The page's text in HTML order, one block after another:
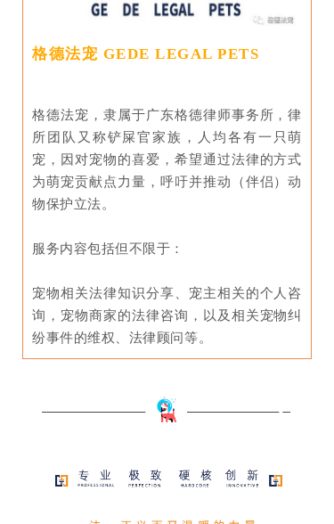
格德法宠 GEDE LEGAL PETS
格德法宠，隶属于广东格德律师事务所，律
所团队又称铲屎官家族，人均各有一只萌
宠，因对宠物的喜爱，希望通过法律的方式
为萌宠贡献点力量，呼吁并推动（伴侣）动
物保护立法。
服务内容包括但不限于：
宠物相关法律知识分享、宠主相关的个人咨
询，宠物商家的法律咨询，以及相关宠物纠
纷事件的维权、法律顾问等。